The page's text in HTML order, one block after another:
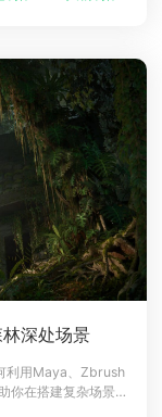
深处场景
利用Maya、Zbrush
你在搭建复杂场景的